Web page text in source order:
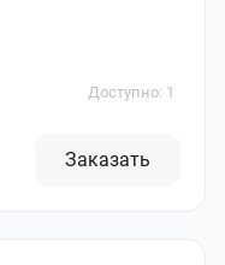
Доступно: 1
Заказать